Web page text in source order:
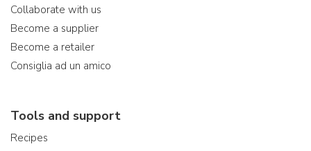
Collaborate with us
Become a supplier
Become a retailer
Consiglia ad un amico
Tools and support
Recipes